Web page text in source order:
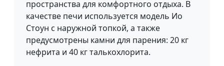
пространства для комфортного отдыха. В
качестве печи используется модель Ио
Стоун с наружной топкой, а также
предусмотрены камни для парения: 20 кг
нефрита и 40 кг талькохлорита.